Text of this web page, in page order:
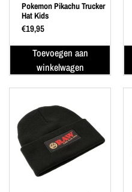
Pokemon Pikachu Trucker
Hat Kids
€19,95
Toevoegen aan
winkelwagen